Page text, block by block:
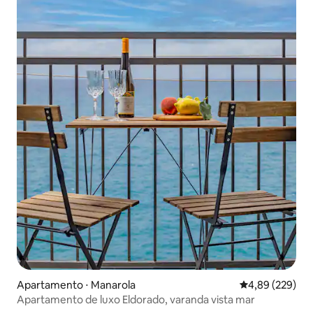
Apartamento ⋅ Manarola 4,89 de uma
4,89 (229)
Apartamento de luxo Eldorado, varanda vista mar